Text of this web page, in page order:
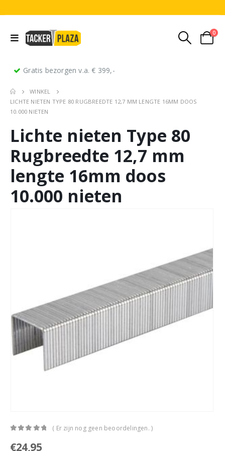
0
Gratis bezorgen v.a. € 399,-
WINKEL
LICHTE NIETEN TYPE 80 RUGBREEDTE 12,7 MM LENGTE 16MM DOOS
10.000 NIETEN
Lichte nieten Type 80
Rugbreedte 12,7 mm
lengte 16mm doos
10.000 nieten
( Er zijn nog geen beoordelingen. )
€24,95